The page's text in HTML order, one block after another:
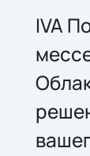
IVA